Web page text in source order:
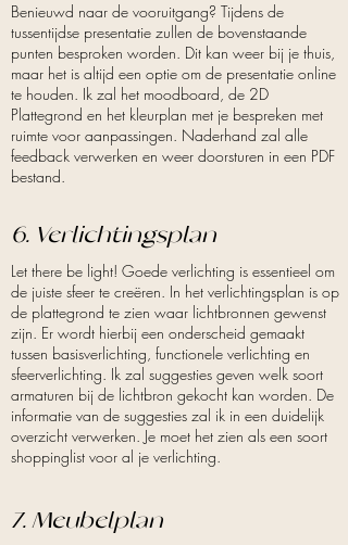
Benieuwd naar de vooruitgang? Tijdens de
tussentijdse presentatie zullen de bovenstaande
punten besproken worden. Dit kan weer bij je thuis,
maar het is altijd een optie om de presentatie online
te houden. Ik zal het moodboard, de 2D
Plattegrond en het kleurplan met je bespreken met
ruimte voor aanpassingen. Naderhand zal alle
feedback verwerken en weer doorsturen in een PDF
bestand.
6. Verlichtingsplan
Let there be light! Goede verlichting is essentieel om
de juiste sfeer te creëren. In het verlichtingsplan is op
de plattegrond te zien waar lichtbronnen gewenst
zijn. Er wordt hierbij een onderscheid gemaakt
tussen basisverlichting, functionele verlichting en
sfeerverlichting. Ik zal suggesties geven welk soort
armaturen bij de lichtbron gekocht kan worden. De
informatie van de suggesties zal ik in een duidelijk
overzicht verwerken. Je moet het zien als een soort
shoppinglist voor al je verlichting.
7. Meubelplan